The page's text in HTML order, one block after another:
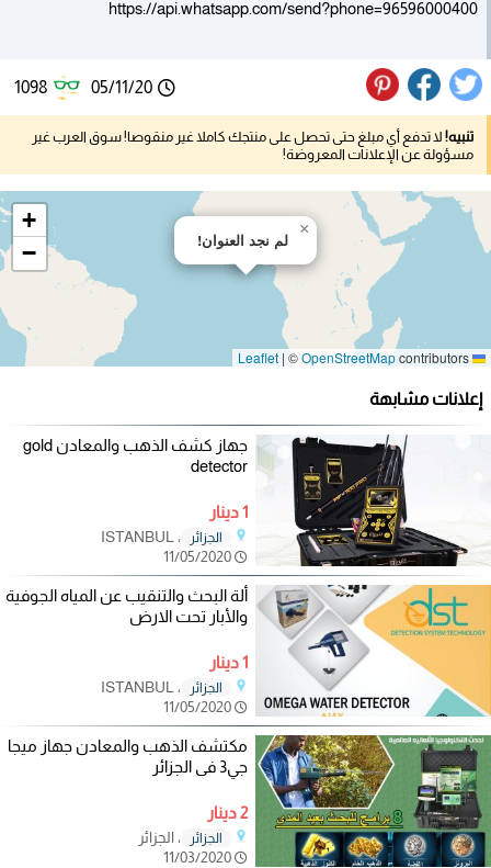
https://api.whatsapp.com/send?phone=96596000400
05/11/20
1098
تنبيه! لا تدفع أي مبلغ حتى تحصل على منتجك كاملا غير منقوصا! سوق العرب غير
مسؤولة عن الإعلانات المعروضة!
لم نجد العنوان!
×
+
−
| ©OpenStreetMapcontributors
إعلانات مشابهة
جهاز كشف الذهب والمعادن gold
detector
1 دينار
الجزائر
، ISTANBUL
11/05/2020
ألة البحث والتنقيب عن المياه الجوفية
والأبار تحت الارض
1 دينار
الجزائر
، ISTANBUL
11/05/2020
مكتشف الذهب والمعادن جهاز ميجا
جي3 فى الجزائر
2 دينار
الجزائر
، الجزائر
11/03/2020